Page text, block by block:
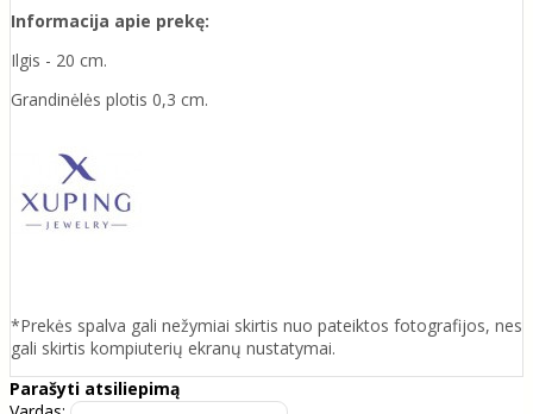
Informacija apie prekę:
Ilgis - 20 cm.
Grandinėlės plotis 0,3 cm.
*Prekės spalva gali nežymiai skirtis nuo pateiktos fotografijos, nes
gali skirtis kompiuterių ekranų nustatymai.
Parašyti atsiliepimą